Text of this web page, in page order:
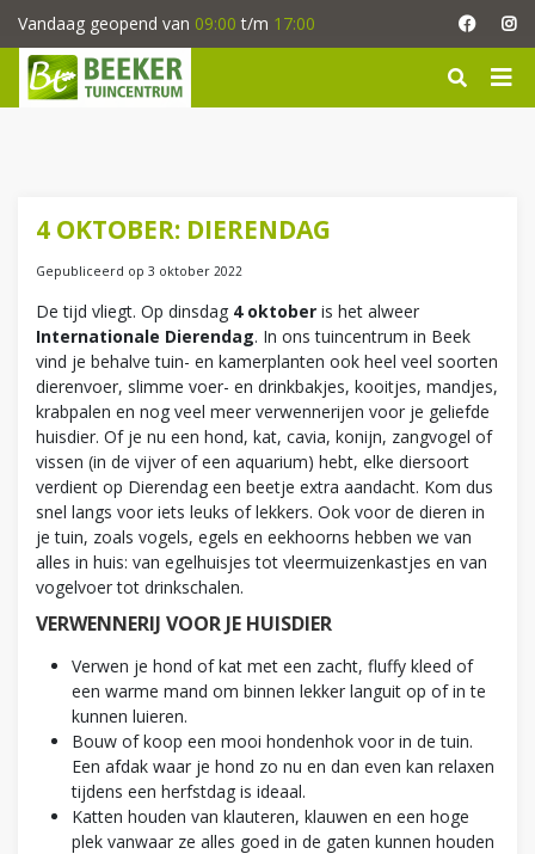
a
Vandaag geopend van 09:00 t/m 17:00
4 OKTOBER: DIERENDAG
Gepubliceerd op 3 oktober 2022
De tijd vliegt. Op dinsdag 4 oktober is het alweer
Internationale Dierendag. In ons tuincentrum in Beek
vind je behalve tuin- en kamerplanten ook heel veel soorten
dierenvoer, slimme voer- en drinkbakjes, kooitjes, mandjes,
krabpalen en nog veel meer verwennerijen voor je geliefde
huisdier. Of je nu een hond, kat, cavia, konijn, zangvogel of
vissen (in de vijver of een aquarium) hebt, elke diersoort
verdient op Dierendag een beetje extra aandacht. Kom dus
snel langs voor iets leuks of lekkers. Ook voor de dieren in
je tuin, zoals vogels, egels en eekhoorns hebben we van
alles in huis: van egelhuisjes tot vleermuizenkastjes en van
vogelvoer tot drinkschalen.
VERWENNERIJ VOOR JE HUISDIER
Verwen je hond of kat met een zacht, fluffy kleed of
een warme mand om binnen lekker languit op of in te
kunnen luieren.
Bouw of koop een mooi hondenhok voor in de tuin.
Een afdak waar je hond zo nu en dan even kan relaxen
tijdens een herfstdag is ideaal.
Katten houden van klauteren, klauwen en een hoge
plek vanwaar ze alles goed in de gaten kunnen houden